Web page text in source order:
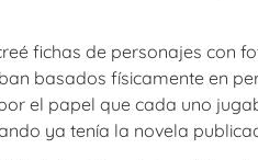
fichas de personajes con
basados físicamente en
el papel que cada uno
ya tenía la novela